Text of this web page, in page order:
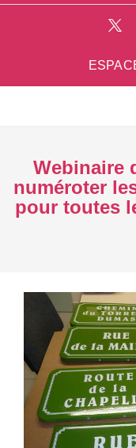
Webinaire
numéroter
pour toutes